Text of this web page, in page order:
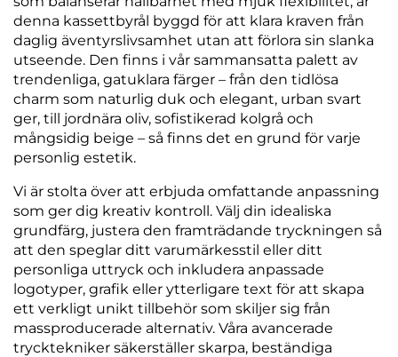
denna kassettbyrål byggd för att klara kraven från
daglig äventyrslivsamhet utan att förlora sin slanka
utseende. Den finns i vår sammansatta palett av
trendenliga, gatuklara färger – från den tidlösa
charm som naturlig duk och elegant, urban svart
ger, till jordnära oliv, sofistikerad kolgrå och
mångsidig beige – så finns det en grund för varje
personlig estetik.
Vi är stolta över att erbjuda omfattande anpassning
som ger dig kreativ kontroll. Välj din idealiska
grundfärg, justera den framträdande tryckningen så
att den speglar ditt varumärkesstil eller ditt
personliga uttryck och inkludera anpassade
logotyper, grafik eller ytterligare text för att skapa
ett verkligt unikt tillbehör som skiljer sig från
massproducerade alternativ. Våra avancerade
trycktekniker säkerställer skarpa, beständiga